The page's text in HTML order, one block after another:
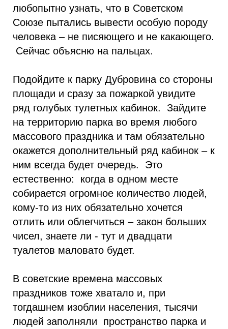
любопытно узнать, что в Советском
Союзе пытались вывести особую породу
человека – не писяющего и не какающего.
Сейчас объясню на пальцах.
Подойдите к парку Дубровина со стороны
площади и сразу за пожаркой увидите
ряд голубых тулетных кабинок. Зайдите
на территорию парка во время любого
массового праздника и там обязательно
окажется дополнительный ряд кабинок – к
ним всегда будет очередь. Это
естественно: когда в одном месте
собирается огромное количество людей,
кому-то из них обязательно хочется
отлить или облегчиться – закон больших
чисел, знаете ли - тут и двадцати
туалетов маловато будет.
В советские времена массовых
праздников тоже хватало и, при
тогдашнем изоблии населения, тысячи
людей заполняли пространство парка и